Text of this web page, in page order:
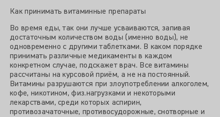
Как принимать витаминные препараты
Во время еды, так они лучше усваиваются, запивая
достаточным количеством воды (именно воды), не
одновременно с другими таблетками. В каком порядке
принимать различные медикаменты в каждом
конкретном случае, подскажет врач. Все витамины
рассчитаны на курсовой приём, а не на постоянный.
Витамины разрушаются при злоупотреблении алкоголем,
кофе, никотином, физ.нагрузками и некоторыми
лекарствами, среди которых аспирин,
противозачаточные, противосудорожные, снотворные и